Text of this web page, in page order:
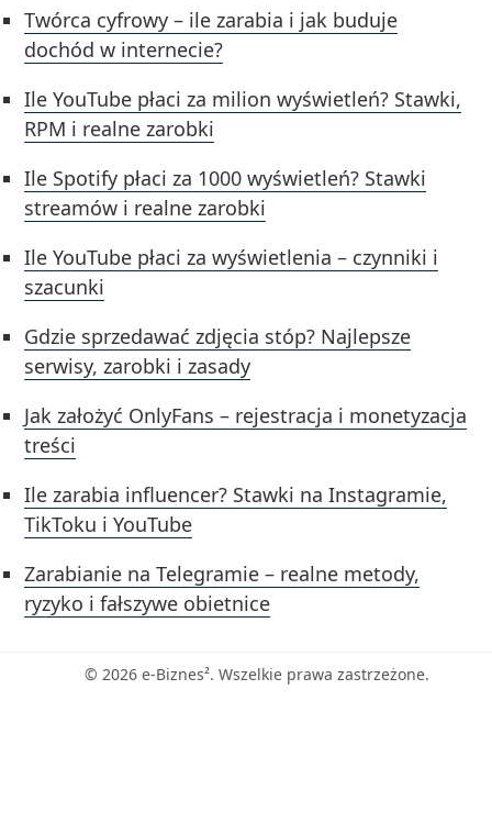
Twórca cyfrowy – ile zarabia i jak buduje
dochód w internecie?
Ile YouTube płaci za milion wyświetleń? Stawki,
RPM i realne zarobki
Ile Spotify płaci za 1000 wyświetleń? Stawki
streamów i realne zarobki
Ile YouTube płaci za wyświetlenia – czynniki i
szacunki
Gdzie sprzedawać zdjęcia stóp? Najlepsze
serwisy, zarobki i zasady
Jak założyć OnlyFans – rejestracja i monetyzacja
treści
Ile zarabia influencer? Stawki na Instagramie,
TikToku i YouTube
Zarabianie na Telegramie – realne metody,
ryzyko i fałszywe obietnice
© 2026 e-Biznes². Wszelkie prawa zastrzeżone.